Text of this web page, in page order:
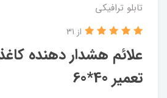
تابلو ترافیکی
علائم هشدار دهنده
تعمیر 40*60
از 31